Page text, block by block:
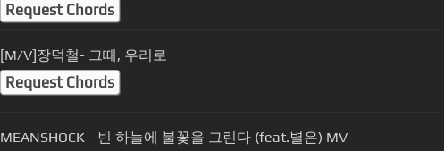
Request Chords
[M/V]장덕철- 그때, 우리로
Request Chords
MEANSHOCK - 빈 하늘에 불꽃을 그린다 (feat.별은) MV